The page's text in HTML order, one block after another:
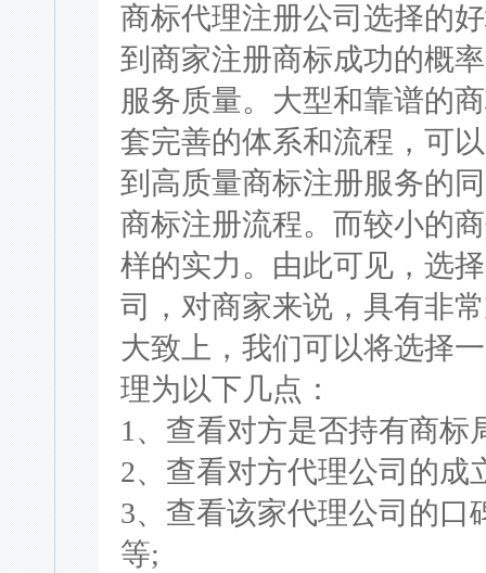
商标代理注册公司选择的
到商家注册商标成功的概
服务质量。大型和靠谱的
套完善的体系和流程，可
到高质量商标注册服务的
商标注册流程。而较小的
样的实力。由此可见，选
司，对商家来说，具有非
大致上，我们可以将选择
理为以下几点：
1、查看对方是否持有商
2、查看对方代理公司的成
3、查看该家代理公司的口
等;